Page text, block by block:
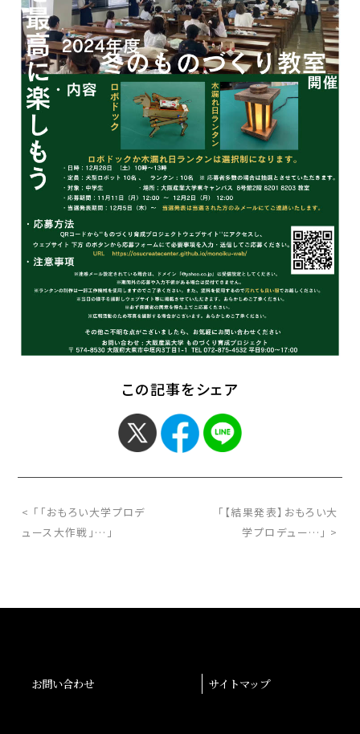
この記事をシェア
< 「「おもろい大学プロデ
ュース大作戦」…」
「【結果発表】おもろい大
学プロデュー…」 >
お問い合わせ サイトマップ